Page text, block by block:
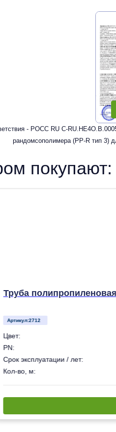
- РОСС RU C-
рандомсополимера (PP-R тип 3)
покупают:
Труба
Артикул:2712
Цвет:
PN:
Срок эксплуатации / лет:
Кол-во, м: